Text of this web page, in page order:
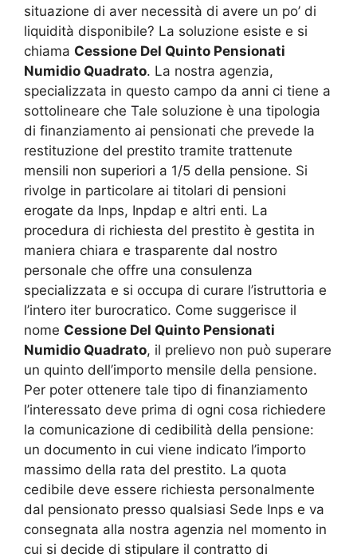
situazione di aver necessità di avere un po’ di
liquidità disponibile? La soluzione esiste e si
chiama Cessione Del Quinto Pensionati
Numidio Quadrato. La nostra agenzia,
specializzata in questo campo da anni ci tiene a
sottolineare che Tale soluzione è una tipologia
di finanziamento ai pensionati che prevede la
restituzione del prestito tramite trattenute
mensili non superiori a 1/5 della pensione. Si
rivolge in particolare ai titolari di pensioni
erogate da Inps, Inpdap e altri enti. La
procedura di richiesta del prestito è gestita in
maniera chiara e trasparente dal nostro
personale che offre una consulenza
specializzata e si occupa di curare l’istruttoria e
l’intero iter burocratico. Come suggerisce il
nome Cessione Del Quinto Pensionati
Numidio Quadrato, il prelievo non può superare
un quinto dell’importo mensile della pensione.
Per poter ottenere tale tipo di finanziamento
l’interessato deve prima di ogni cosa richiedere
la comunicazione di cedibilità della pensione:
un documento in cui viene indicato l’importo
massimo della rata del prestito. La quota
cedibile deve essere richiesta personalmente
dal pensionato presso qualsiasi Sede Inps e va
consegnata alla nostra agenzia nel momento in
cui si decide di stipulare il contratto di